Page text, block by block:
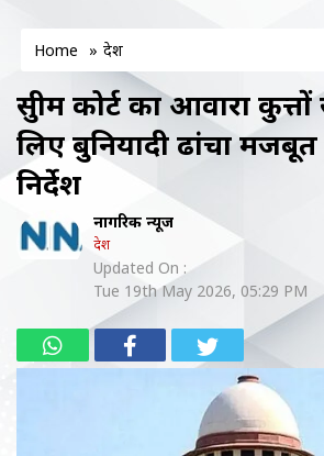
Home » देश
सुप्रीम कोर्ट का आवारा
लिए बुनियादी ढांचा
निर्देश
नागरिक न्यूज
देश
Updated On :
Tue 19th May 2026, 05:29 PM